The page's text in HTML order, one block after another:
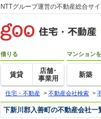
NTTグループ運営の不動産総合サ
借りる
賃貸
店舗･
事業用
マンション
新築
住宅・不動産 > 不動産会社検索 >
下新川郡入善町の不動産会社一